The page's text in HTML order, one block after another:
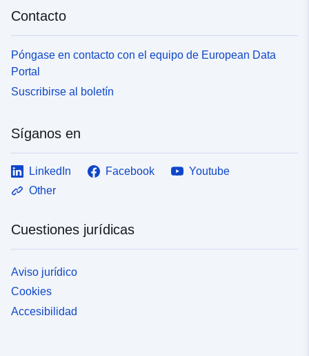
Contacto
Póngase en contacto con el equipo de European Data
Portal
Suscribirse al boletín
Síganos en
LinkedIn Facebook
Youtube
Other
Cuestiones jurídicas
Aviso jurídico
Cookies
Accesibilidad